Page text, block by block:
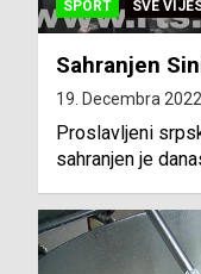
SPORT SVE
Sahranjen
19. Decembra
Proslavljeni
sahranjen je